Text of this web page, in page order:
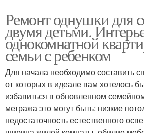
Ремонт однушки для
двумя детьми.
однокомнатной
семьи с ребенком
Для начала необходимо составить
от которых в идеале вам хотелось
избавиться в обновленном
метража это могут быть: низкие
недостаточность естественного